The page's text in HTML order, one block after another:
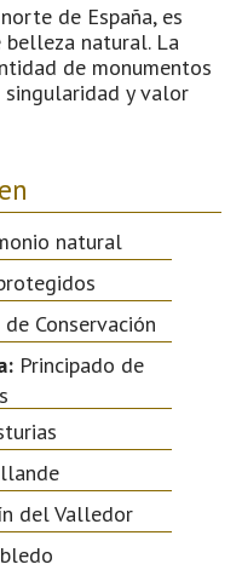
de España, es
belleza natural. La
de monumentos
y valor
natural
Conservación
Principado de
del Valledor